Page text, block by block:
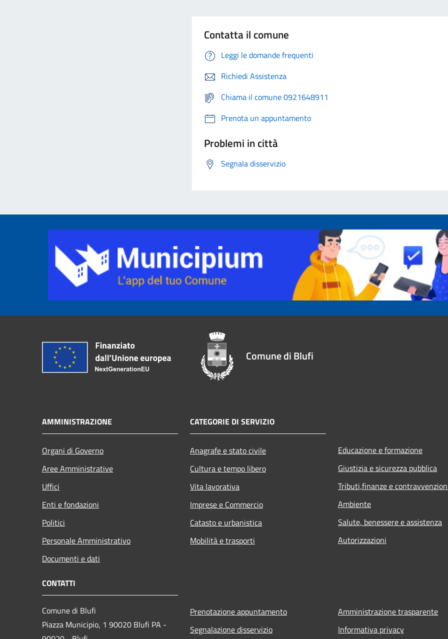
Contatta il comune
Leggi le domande frequenti
Richiedi Assistenza
Chiama il comune 0921648911
Prenota un appuntamento
Problemi in città
Segnala disservizio
Comune di Blufi
AMMINISTRAZIONE
Organi di Governo
Aree Amministrative
Uffici
Enti e fondazioni
Politici
Personale Amministrativo
Documenti e dati
CATEGORIE DI SERVIZIO
Anagrafe e stato civile
Cultura e tempo libero
Vita lavorativa
Imprese e Commercio
Catasto e urbanistica
Mobilità e trasporti
Educazione e formazione
Giustizia e sicurezza pubblica
Tributi,finanze e
Ambiente
Salute, benessere e assistenza
Autorizzazioni
CONTATTI
Comune di Blufi
Piazza Municipio, 1 90020 Blufi PA -
Prenotazione appuntamento
Segnalazione disservizio
Amministrazione trasparente
Informativa privacy